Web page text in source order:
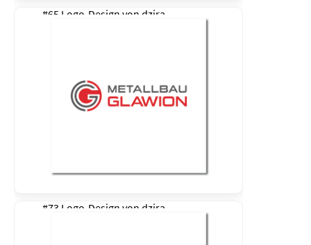
#65 Logo-Design von dzira
#73 Logo-Design von dzira